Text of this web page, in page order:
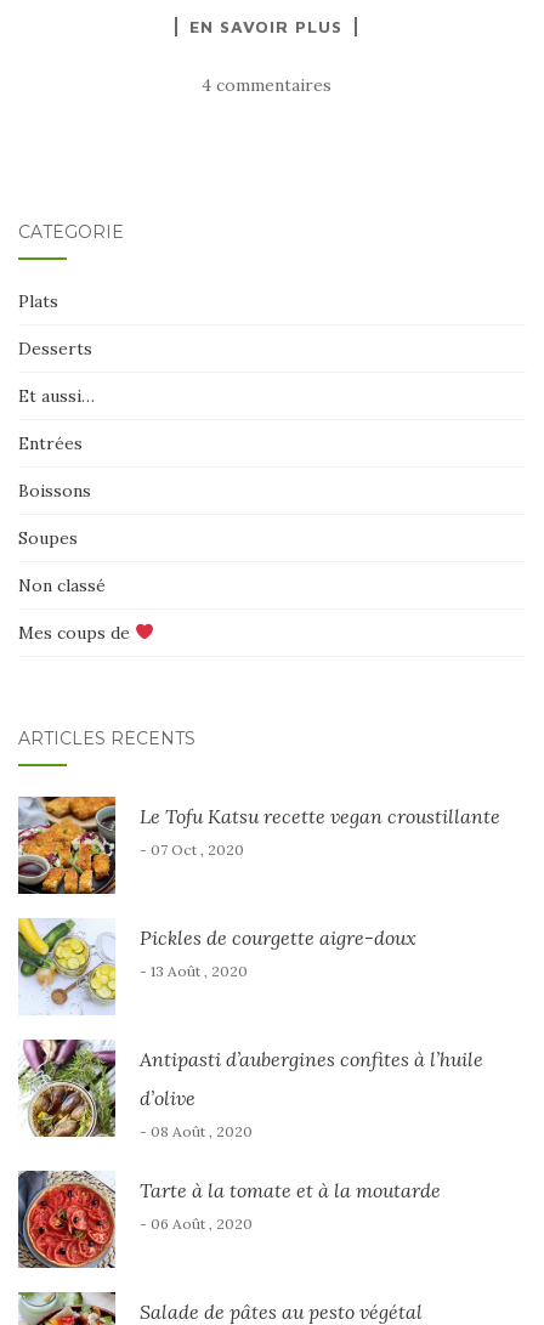
EN SAVOIR PLUS
4 commentaires
CATÉGORIE
Plats
Desserts
Et aussi…
Entrées
Boissons
Soupes
Non classé
Mes coups de
ARTICLES RÉCENTS
Le Tofu Katsu recette vegan croustillante
- 07 Oct , 2020
Pickles de courgette aigre-doux
- 13 Août , 2020
Antipasti d’aubergines confites à l’huile
d’olive
- 08 Août , 2020
Tarte à la tomate et à la moutarde
- 06 Août , 2020
Salade de pâtes au pesto végétal